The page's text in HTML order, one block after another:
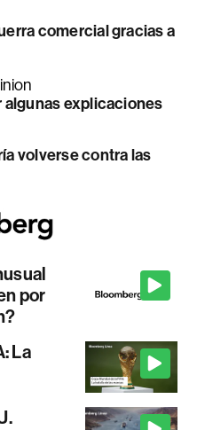
comercial gracias a
algunas explicaciones
volverse contra las
por
La